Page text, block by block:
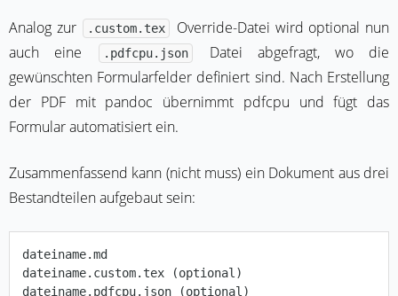
Analog zur .custom.tex
Override-Datei wird optional nun
auch eine
.pdfcpu.json
Datei abgefragt, wo die
gewünschten Formularfelder definiert sind. Nach Erstellung
der PDF mit pandoc übernimmt pdfcpu und fügt das
Formular automatisiert ein.
Zusammenfassend kann (nicht muss) ein Dokument aus drei
Bestandteilen aufgebaut sein:
dateiname.md
dateiname.custom.tex (optional)